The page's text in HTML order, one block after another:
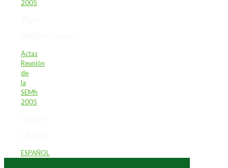
2005
Actas
Reunión
de
la
SEMh
2005
ESPAÑOL